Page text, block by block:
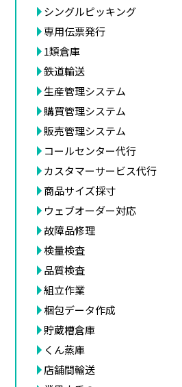
シングルピッキング
専用伝票発行
1類倉庫
鉄道輸送
生産管理システム
購買管理システム
販売管理システム
コールセンター代行
カスタマーサービス代行
商品サイズ採寸
ウェブオーダー対応
故障品修理
検量検査
品質検査
組立作業
梱包データ作成
貯蔵槽倉庫
くん蒸庫
店舗間輸送